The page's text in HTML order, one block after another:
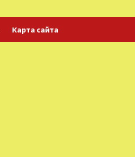
Карта сайта